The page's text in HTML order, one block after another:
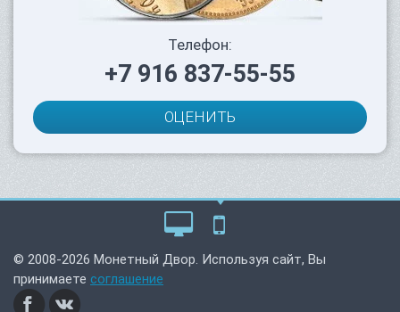
Телефон:
+7 916 837-55-55
ОЦЕНИТЬ
© 2008-2026 Монетный Двор. Используя сайт, Вы
принимаете соглашение